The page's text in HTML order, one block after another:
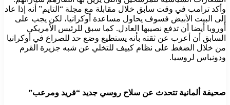
وأكد ترامب في وقت سابق خلال مقابلة مع مجلة “التايم” أنه إذا عاد
إلى البيت الأبيض فسوف يحاول مساعدة أوكرانيا، لكن يجب على
أوروبا أيضا أن تدفع نصيبها العادل. كما سبق للرئيس الأمريكي
السابق أن أعرب عن ثقته بأنه يستطيع وضع حد للصراع في أوكرانيا
من خلال الضغط على نظام كييف للتخلي عن شبه جزيرة القرم
ودونباس لروسيا.
صحيفة ألمانية تتحدث عن سلاح روسي جديد “فريد ومرعب”